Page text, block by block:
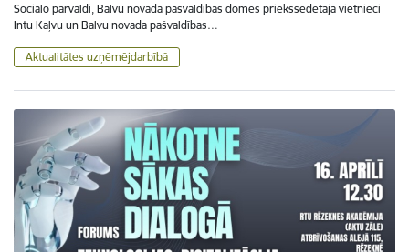
Sociālo pārvaldi, Balvu novada pašvaldības domes priekšsēdētāja vietnieci
Intu Kaļvu un Balvu novada pašvaldības…
Aktualitātes uzņēmējdarbībā